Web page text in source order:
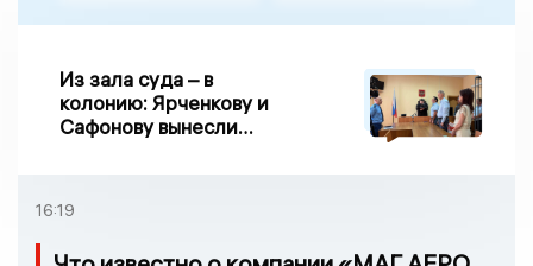
Из зала суда – в
колонию: Ярченкову и
Сафонову вынесли
16:19